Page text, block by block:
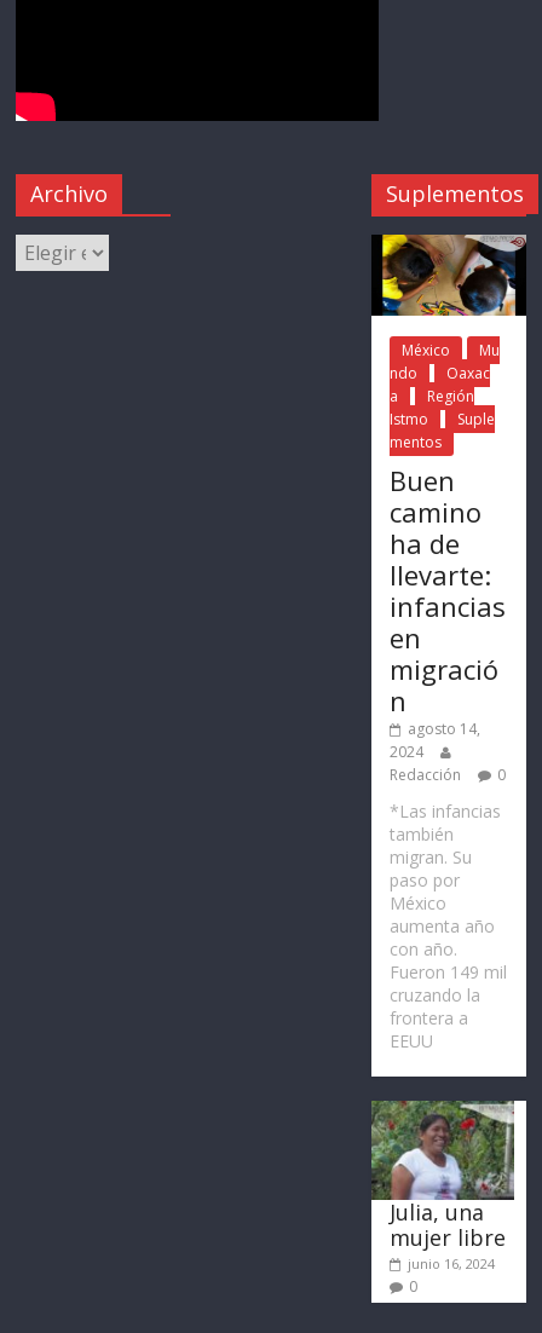
Archivo Suplementos
México
Mu
ndo
Oaxac
a
Región
Istmo
Suple
mentos
Buen
camino
ha de
llevarte:
infancias
en
migració
n
agosto 14,
2024
Redacción
0
*Las infancias
también
migran. Su
paso por
México
aumenta año
con año.
Fueron 149 mil
cruzando la
frontera a
EEUU
Julia, una
mujer libre
junio 16, 2024
0